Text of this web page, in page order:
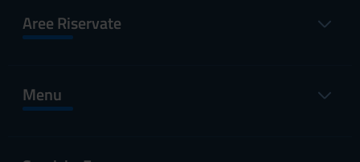
Aree Riservate
Menu